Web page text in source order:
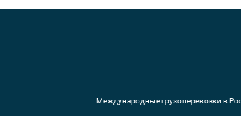
Международные грузоперевозки в